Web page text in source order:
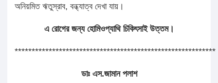
অনিয়মিত ঋতুস্রাব, বন্ধ্যাত্ব দেখা যায়।
এ রোগের জন্য হোমিওপ্যাথি চিকিৎসাই উত্তম।
***********************************************************
ডাঃ এস.জামান পলাশ